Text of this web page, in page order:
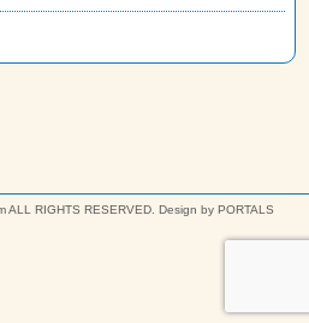
ALL RIGHTS RESERVED. Design by PORTALS